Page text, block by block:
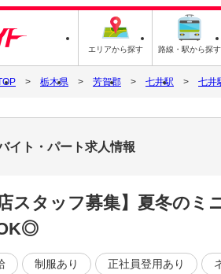
エリアから探す 路線・駅から探す
栃木県 芳賀郡 七井駅 七井
イト・パート求人情報
スタッフ募集】夏冬の
制服あり 正社員登用あり